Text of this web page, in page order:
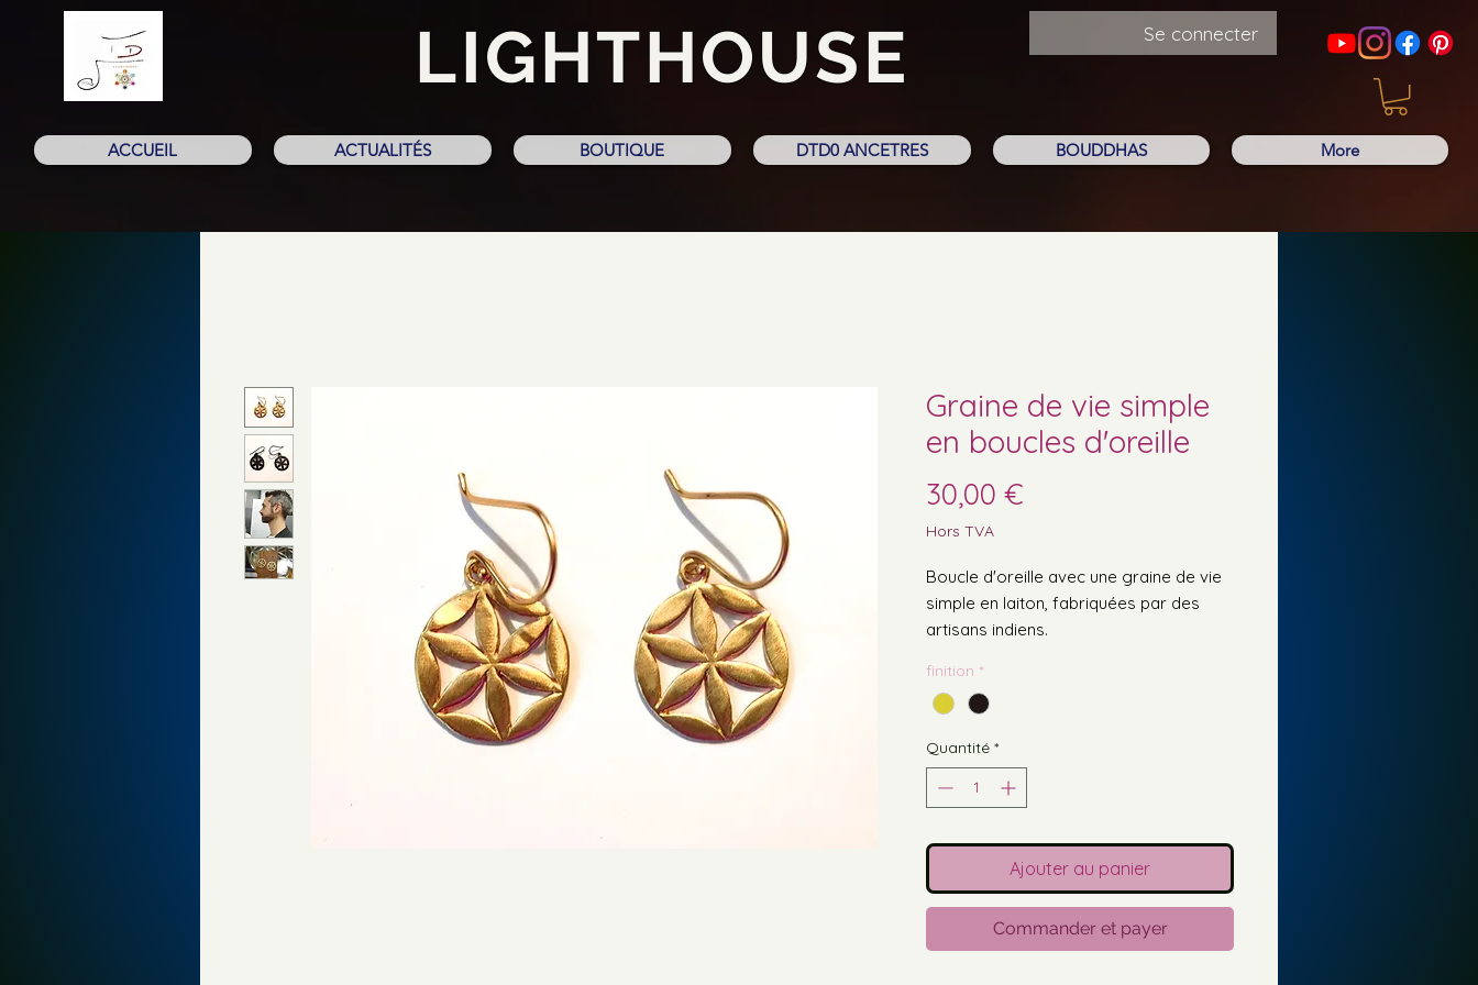
LIGHTHOUSE Se connecter
ACCUEIL ACTUALITÉS BOUTIQUE DTD0 ANCETRES BOUDDHAS More
Graine de vie simple
en boucles d'oreille
30,00 €
Hors TVA
Boucle d'oreille avec une graine de vie
simple en laiton, fabriquées par des
artisans indiens.
Existe en deux finitions : couleur or ou
platinium (à noter que le platinium
contact de la peau)
Une création Lighthouse.
finition *
Quantité *
Ajouter au panier
Commander et payer